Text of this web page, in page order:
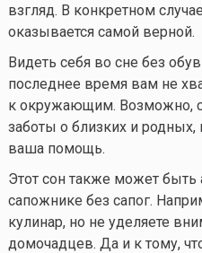
взгляд. В конкретном
оказывается самой верной.
Видеть себя во сне без
последнее время вам не
к окружающим. Возможно,
заботы о близких и
ваша помощь.
Этот сон также может быть
сапожнике без сапог.
кулинар, но не уделяете
домочадцев. Да и к тому,